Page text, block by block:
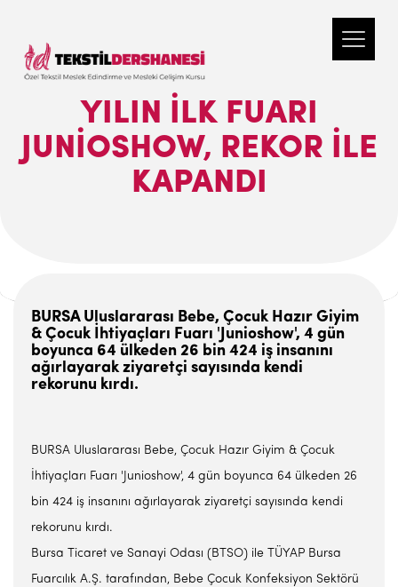
YILIN ILK FUARI
JUNIOSHOW, REKOR ILE
KAPANDI
BURSA Uluslararası Bebe, Çocuk Hazır Giyim
& Çocuk İhtiyaçları Fuarı 'Junioshow', 4 gün
boyunca 64 ülkeden 26 bin 424 iş insanını
ağırlayarak ziyaretçi sayısında kendi
rekorunu kırdı.
BURSA Uluslararası Bebe, Çocuk Hazır Giyim & Çocuk
İhtiyaçları Fuarı 'Junioshow', 4 gün boyunca 64 ülkeden 26
bin 424 iş insanını ağırlayarak ziyaretçi sayısında kendi
rekorunu kırdı.
Bursa Ticaret ve Sanayi Odası (BTSO) ile TÜYAP Bursa
Fuarcılık A.Ş. tarafından, Bebe Çocuk Konfeksiyon Sektörü